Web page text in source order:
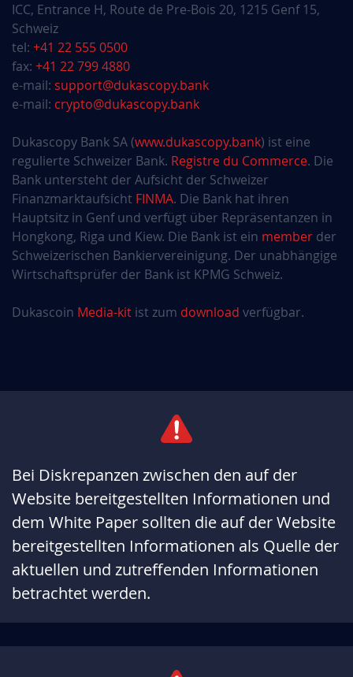
ICC, Entrance H, Route de Pre-Bois 20, 1215 Genf 15,
Schweiz
tel: +41 22 555 0500
fax: +41 22 799 4880
e-mail: support@dukascopy.bank
e-mail: crypto@dukascopy.bank
Dukascopy Bank SA (www.dukascopy.bank) ist eine
regulierte Schweizer Bank. Registre du Commerce. Die
Bank untersteht der Aufsicht der Schweizer
Finanzmarktaufsicht FINMA. Die Bank hat ihren
Hauptsitz in Genf und verfügt über Repräsentanzen in
Hongkong, Riga und Kiew. Die Bank ist ein member der
Schweizerischen Bankiervereinigung. Der unabhängige
Wirtschaftsprüfer der Bank ist KPMG Schweiz.
Dukascoin Media-kit ist zum download verfügbar.
Bei Diskrepanzen zwischen den auf der
Website bereitgestellten Informationen und
dem White Paper sollten die auf der Website
bereitgestellten Informationen als Quelle der
aktuellen und zutreffenden Informationen
betrachtet werden.